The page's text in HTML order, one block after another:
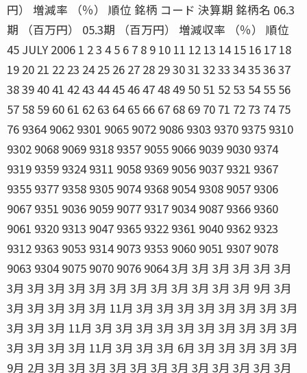
円） 増減率 （％） 順位 銘柄 コード 決算期 銘柄名 06.3
期 （百万円） 05.3期 （百万円） 増減収率 （％） 順位
45 JULY 2006 1 2 3 4 5 6 7 8 9 10 11 12 13 14 15 16 17 18
19 20 21 22 23 24 25 26 27 28 29 30 31 32 33 34 35 36 37
38 39 40 41 42 43 44 45 46 47 48 49 50 51 52 53 54 55 56
57 58 59 60 61 62 63 64 65 66 67 68 69 70 71 72 73 74 75
76 9364 9062 9301 9065 9072 9086 9303 9370 9375 9310
9302 9068 9069 9318 9357 9055 9066 9039 9030 9374
9319 9359 9324 9311 9058 9369 9056 9037 9321 9367
9355 9377 9358 9305 9074 9368 9054 9308 9057 9306
9067 9351 9036 9059 9077 9317 9034 9087 9366 9360
9061 9320 9313 9047 9365 9322 9361 9040 9362 9323
9312 9363 9053 9314 9073 9353 9060 9051 9307 9078
9063 9304 9075 9070 9076 9064 3月 3月 3月 3月 3月 3月
3月 3月 3月 3月 3月 3月 3月 3月 3月 3月 3月 3月 9月 3月
3月 3月 3月 3月 3月 11月 3月 3月 3月 3月 3月 3月 3月 3月
3月 3月 3月 11月 3月 3月 3月 3月 3月 3月 3月 3月 3月 3月
3月 3月 3月 3月 11月 3月 3月 3月 6月 3月 3月 3月 3月 3月
9月 2月 3月 3月 3月 3月 3月 3月 3月 3月 3月 3月 3月 3月